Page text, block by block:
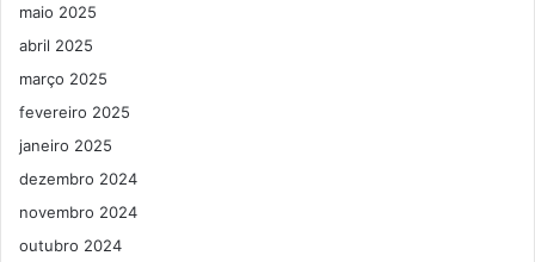
maio 2025
abril 2025
março 2025
fevereiro 2025
janeiro 2025
dezembro 2024
novembro 2024
outubro 2024